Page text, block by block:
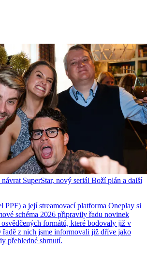
SuperStar, nový seriál Boží plán a další
PPF) a její streamovací platforma Oneplay si
schéma 2026 připravily řadu novinek
formátů, které bodovaly již v
řadě z nich jsme informovali již dříve jako
přehledné shrnutí.